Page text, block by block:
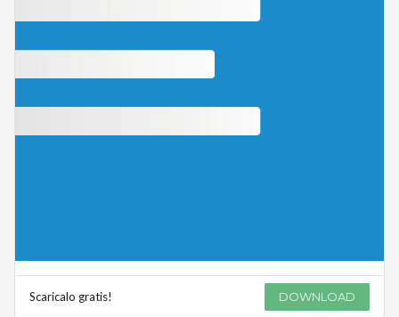
Scaricalo gratis! DOWNLOAD